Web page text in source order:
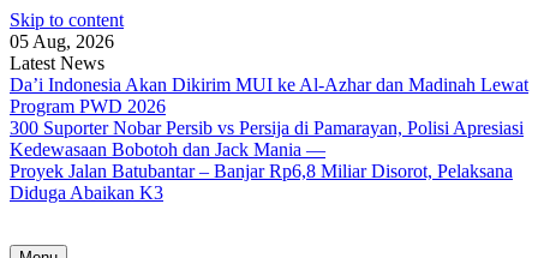
Skip to content
05 Aug, 2026
Latest News
Da’i Indonesia Akan Dikirim MUI ke Al-Azhar dan Madinah Lewat
Program PWD 2026
300 Suporter Nobar Persib vs Persija di Pamarayan, Polisi Apresiasi
Kedewasaan Bobotoh dan Jack Mania —
Proyek Jalan Batubantar – Banjar Rp6,8 Miliar Disorot, Pelaksana
Diduga Abaikan K3